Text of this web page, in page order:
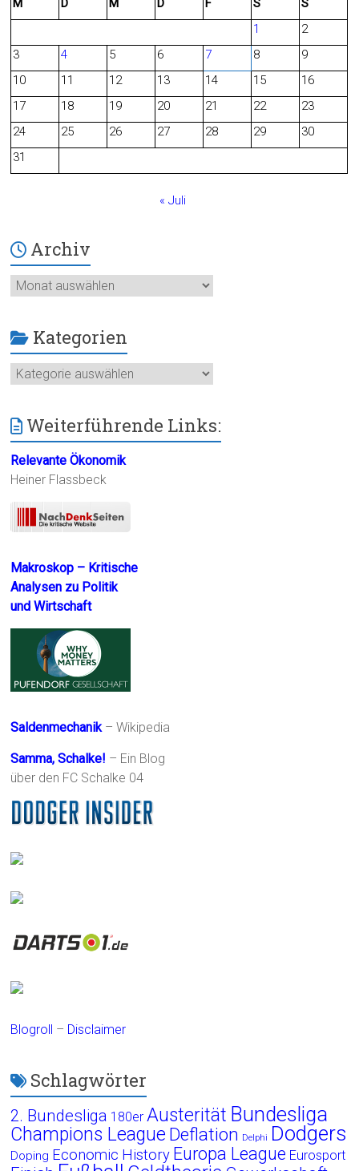
b
o
M D M D F S
S
1
2
3
4 5 6 7 8
9
10
11 12 13 14 15
16
17
18 19 20 21 22
23
24
25 26 27 28 29
30
31
« Juli
Archiv
Archiv
Kategorien
Kategorien
Weiterführende Links:
Relevante Ökonomik
Heiner Flassbeck
Makroskop – Kritische
Analysen zu Politik
und Wirtschaft
Saldenmechanik– Wikipedia
Samma, Schalke! – Ein Blog
über den FC Schalke 04
Blogroll – Disclaimer
Schlagwörter
2. Bundesliga 180er Austerität Bundesliga
Champions League Deflation Delphi Dodgers
Doping Economic History Europa League Eurosport